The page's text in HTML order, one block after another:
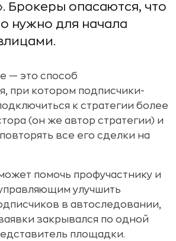
Брокеры опасаются, что
нужно для начала
— это способ
при котором подписчики-
к стратегии более
(он же автор стратегии) и
все его сделки на
помочь профучастнику и
улучшить
в автоследовании,
закрывался по одной
площадки.